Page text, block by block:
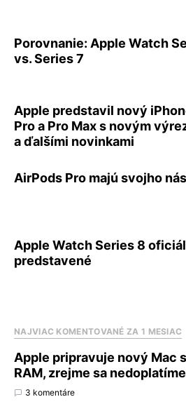
Porovnanie: Apple Watch
vs. Series 7
Apple predstavil nový
Pro a Pro Max s novým
a ďalšími novinkami
AirPods Pro majú svojho
Apple Watch Series 8
predstavené
NAJVIAC KOMENTOVANÉ ZA 1 MESIAC
Apple pripravuje nový Mac
RAM, zrejme sa nedoplatíme
3 komentáre